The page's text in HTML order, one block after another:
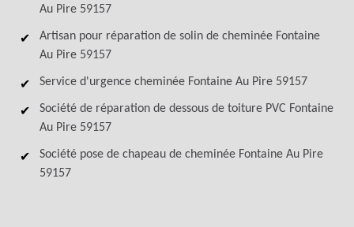
Au Pire 59157
Artisan pour réparation de solin de cheminée Fontaine
Au Pire 59157
Service d'urgence cheminée Fontaine Au Pire 59157
Société de réparation de dessous de toiture PVC Fontaine
Au Pire 59157
Société pose de chapeau de cheminée Fontaine Au Pire
59157